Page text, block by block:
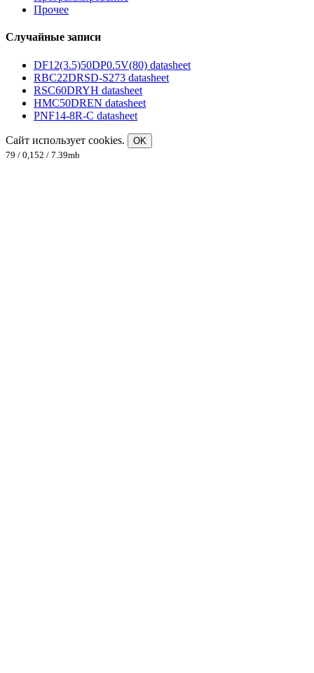
Прочее
Случайные записи
DF12(3.5)50DP0.5V(80) datasheet
RBC22DRSD-S273 datasheet
RSC60DRYH datasheet
HMC50DREN datasheet
PNF14-8R-C datasheet
Сайт использует cookies.
OK
79 / 0,152 / 7.39mb